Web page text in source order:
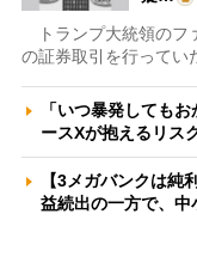
トランプ大統領のフ
の証券取引を行って
「いつ暴発しても
ースXが抱えるリス
【3メガバンクは純
益続出の一方で、